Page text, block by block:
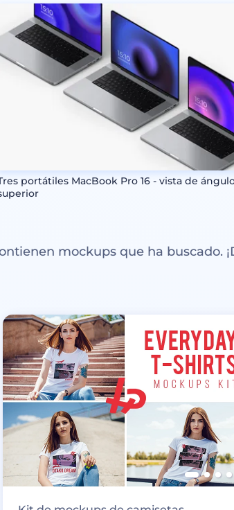
portátiles MacBook Pro 16 - vista de
mockups que ha buscado.